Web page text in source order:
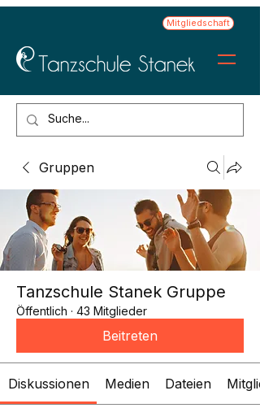
Mitgliedschaft
Gruppen
Tanzschule Stanek Gruppe
Öffentlich · 43 Mitglieder
Beitreten
Diskussionen Medien Dateien